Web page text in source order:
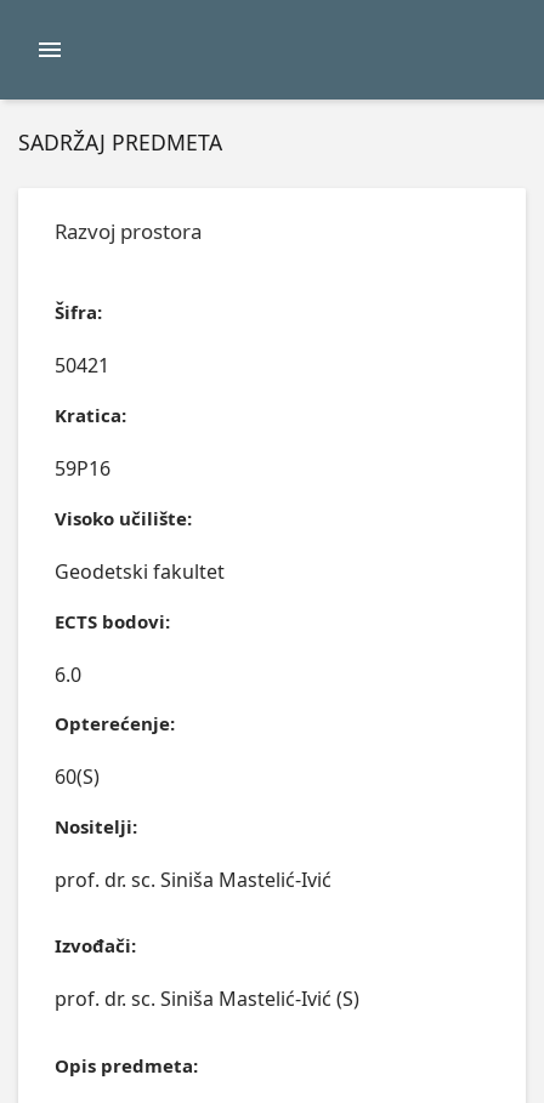
SADRŽAJ PREDMETA
Razvoj prostora
Šifra:
50421
Kratica:
59P16
Visoko učilište:
Geodetski fakultet
ECTS bodovi:
6.0
Opterećenje:
60(S)
Nositelji:
prof. dr. sc. Siniša Mastelić-Ivić
Izvođači:
prof. dr. sc. Siniša Mastelić-Ivić (S)
Opis predmeta: